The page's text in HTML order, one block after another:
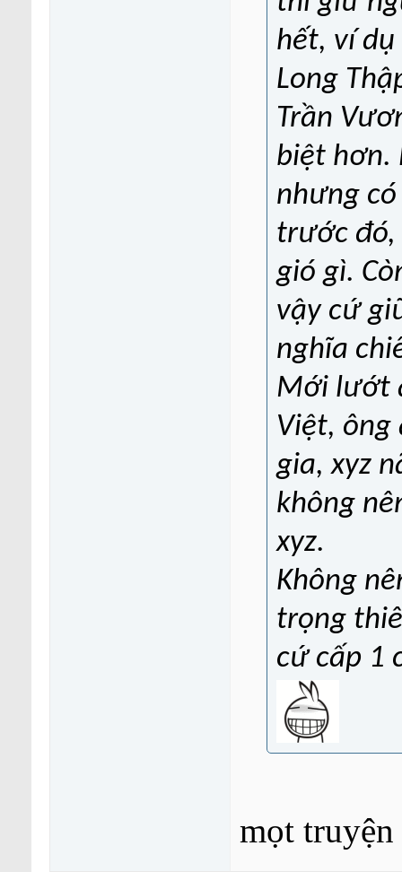
hết, ví
Long
Trần
biệt hơn.
nhưng
trước đó,
gió gì.
vậy cứ
nghĩa
Mới lướt
Việt, ông
gia, xyz
không
xyz.
Không
trọng
cứ cấp 1
mọt